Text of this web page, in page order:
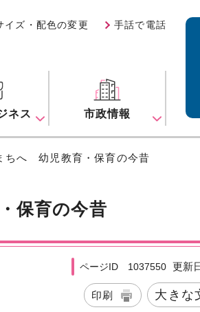
イズ・配色の変更 手話で電話
ネス 市政情報
ちへ 幼児教育・保育の今昔
保育の今昔
ページID 1037550 更新
印刷 大きな